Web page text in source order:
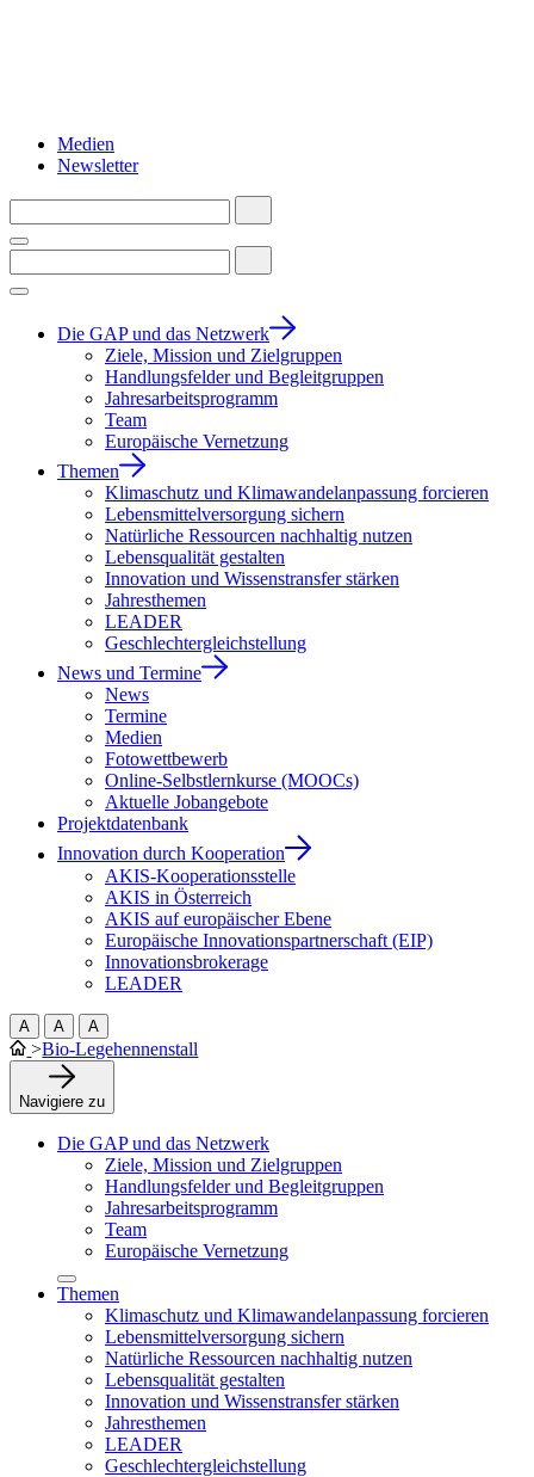
Medien
Newsletter
Die GAP und das Netzwerk
Ziele, Mission und Zielgruppen
Handlungsfelder und Begleitgruppen
Jahresarbeitsprogramm
Team
Europäische Vernetzung
Themen
Klimaschutz und Klimawandelanpassung forcieren
Lebensmittelversorgung sichern
Natürliche Ressourcen nachhaltig nutzen
Lebensqualität gestalten
Innovation und Wissenstransfer stärken
Jahresthemen
LEADER
Geschlechtergleichstellung
News und Termine
News
Termine
Medien
Fotowettbewerb
Online-Selbstlernkurse (MOOCs)
Aktuelle Jobangebote
Projektdatenbank
Innovation durch Kooperation
AKIS-Kooperationsstelle
AKIS in Österreich
AKIS auf europäischer Ebene
Europäische Innovationspartnerschaft (EIP)
Innovationsbrokerage
LEADER
A A A
>Bio-Legehennenstall
Navigiere zu
Die GAP und das Netzwerk
Ziele, Mission und Zielgruppen
Handlungsfelder und Begleitgruppen
Jahresarbeitsprogramm
Team
Europäische Vernetzung
Themen
Klimaschutz und Klimawandelanpassung forcieren
Lebensmittelversorgung sichern
Natürliche Ressourcen nachhaltig nutzen
Lebensqualität gestalten
Innovation und Wissenstransfer stärken
Jahresthemen
LEADER
Geschlechtergleichstellung